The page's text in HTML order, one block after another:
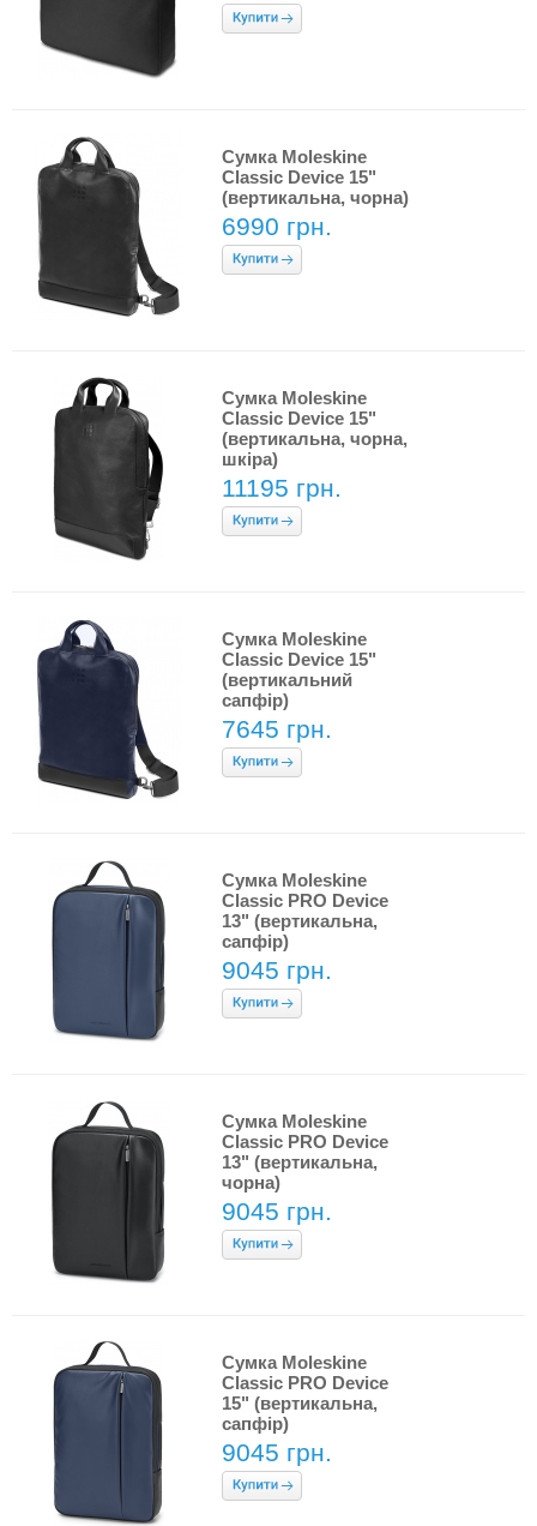
Сумка Moleskine
Classic Device 15"
(вертикальна, чорна)
6990 грн.
Сумка Moleskine
Classic Device 15"
(вертикальна, чорна,
шкіра)
11195 грн.
Сумка Moleskine
Classic Device 15"
(вертикальний
сапфір)
7645 грн.
Сумка Moleskine
Classic PRO Device
13" (вертикальна,
сапфір)
9045 грн.
Сумка Moleskine
Classic PRO Device
13" (вертикальна,
чорна)
9045 грн.
Сумка Moleskine
Classic PRO Device
15" (вертикальна,
сапфір)
9045 грн.